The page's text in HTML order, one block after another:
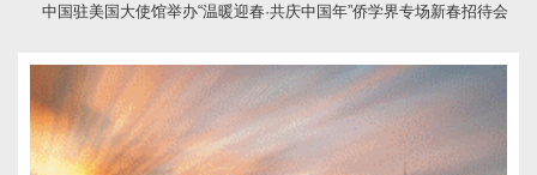
中国驻美国大使馆举办“温暖迎春·共庆中国年”侨学界专场新春招待会